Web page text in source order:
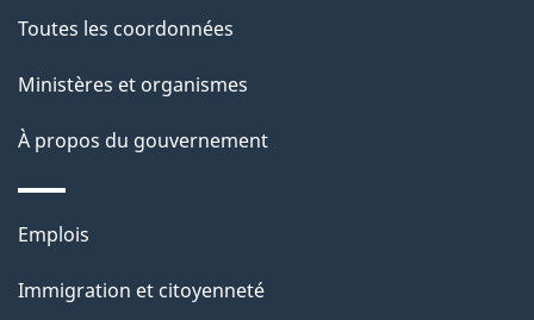
l
a
p
a
g
e
Toutes les coordonnées
Ministères et organismes
À propos du gouvernement
Thèmes
sujets
Emplois
Immigration et citoyenneté